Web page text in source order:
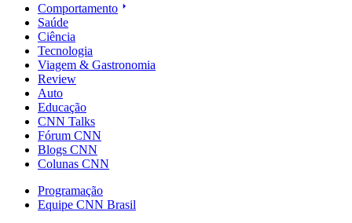
Comportamento
Saúde
Ciência
Tecnologia
Viagem & Gastronomia
Review
Auto
Educação
CNN Talks
Fórum CNN
Blogs CNN
Colunas CNN
Programação
Equipe CNN Brasil